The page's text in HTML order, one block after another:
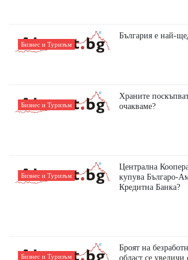
Бизнес и Туризъм
България е най-
Бизнес и Туризъм
Храните
очакваме?
Бизнес и Туризъм
Централна
купува Българо-
Кредитна Банка?
Бизнес и Туризъм
Броят на
област се увеличи